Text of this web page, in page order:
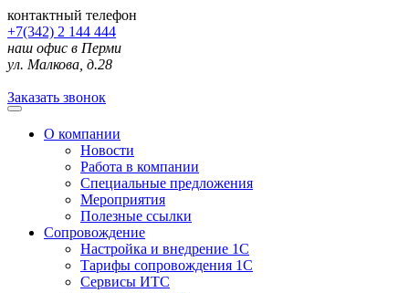
контактный телефон
+7(342) 2 144 444
наш офис в Перми
ул. Малкова, д.28
Заказать звонок
О компании
Новости
Работа в компании
Специальные предложения
Мероприятия
Полезные ссылки
Сопровождение
Настройка и внедрение 1С
Тарифы сопровождения 1С
Сервисы ИТС